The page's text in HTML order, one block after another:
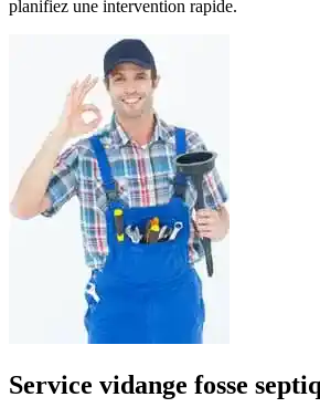
planifiez une intervention rapide.
Service vidange fosse